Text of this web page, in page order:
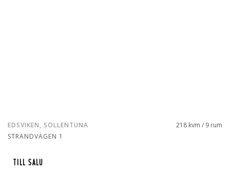
EDSVIKEN, SOLLENTUNA
STRANDVÄGEN 1
218 kvm / 9 rum
TILL SALU